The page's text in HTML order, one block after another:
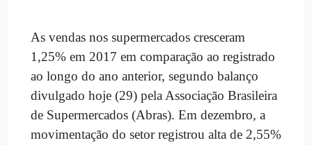
As vendas nos supermercados cresceram
1,25% em 2017 em comparação ao registrado
ao longo do ano anterior, segundo balanço
divulgado hoje (29) pela Associação Brasileira
de Supermercados (Abras). Em dezembro, a
movimentação do setor registrou alta de 2,55%